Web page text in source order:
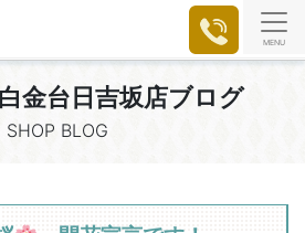
MENU
金台日吉坂店ブログ
SHOP BLOG